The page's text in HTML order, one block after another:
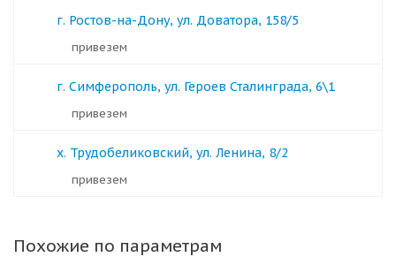
г. Ростов-на-Дону, ул. Доватора, 158/5
Привезем
г. Симферополь, ул. Героев Сталинграда, 6\1
Привезем
х. Трудобеликовский, ул. Ленина, 8/2
Привезем
Похожие по параметрам